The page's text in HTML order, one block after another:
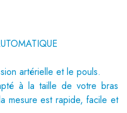
artérielle et le pouls.
à la taille de votre bras
mesure est rapide, facile et